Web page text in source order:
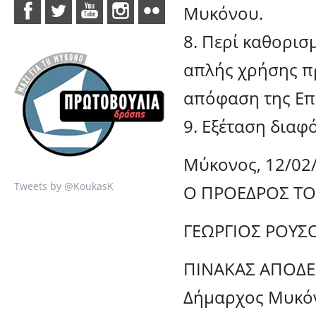
Tweets by @KoukasK
Μυκόνου.
8. Περί
απλής χρήσης
απόφαση της
9. Εξέταση
Μύκονος, 12/
Ο ΠΡΟΕΔΡΟΣ
ΓΕΩΡΓΙΟΣ
ΠΙΝΑΚΑΣ
Δήμαρχος